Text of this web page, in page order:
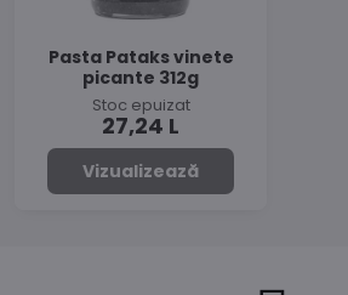
Pasta Pataks vinete
picante 312g
Stoc epuizat
27,24 L
Vizualizează